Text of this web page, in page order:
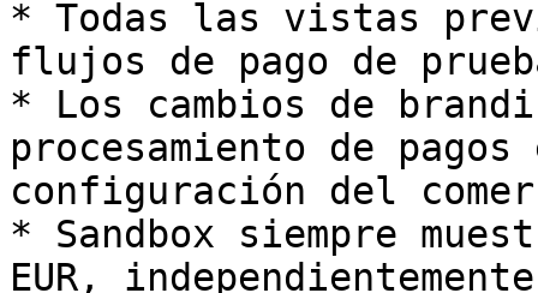
* Todas las vistas
flujos de pago de
* Los cambios de
procesamiento de
configuración del
* Sandbox siempre
EUR,